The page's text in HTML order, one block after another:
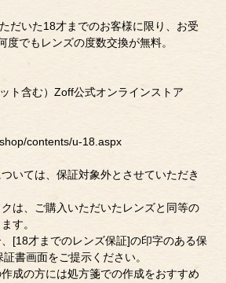
だいた18才までのお客様に限り、お受
度でもレンズの度数交換が無料。
ト含む）Zoff公式オンラインストア
contents/u-18.aspx
いては、保証対象外とさせていただき
クは、ご購入いただいたレンズと同等の
す。
、[18才までのレンズ保証]の印字のある保
書画面をご提示ください。
成の方には処方箋での作成をおすすめ